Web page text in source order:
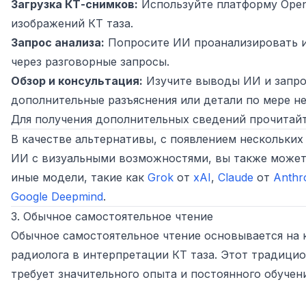
Загрузка КТ-снимков: Используйте платформу
изображений КТ таза.
Запрос анализа: Попросите ИИ проанализировать
через разговорные запросы.
Обзор и консультация: Изучите выводы ИИ и
дополнительные разъяснения или детали по мере
Для получения дополнительных сведений
В качестве альтернативы, с появлением
ИИ с визуальными возможностями, вы также
иные модели, такие как Grok от xAI, Claude от
Google Deepmind.
3. Обычное самостоятельное чтение
Обычное самостоятельное чтение основывается на
радиолога в интерпретации КТ таза. Этот
требует значительного опыта и постоянного